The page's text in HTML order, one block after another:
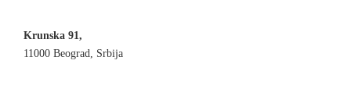
Krunska 91,
11000 Beograd, Srbija